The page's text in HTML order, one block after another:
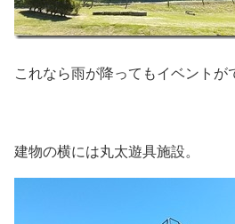
これなら雨が降ってもイベントが
建物の横には丸太遊具施設。